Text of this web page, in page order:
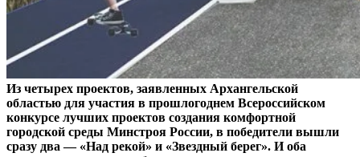
Из четырех проектов, заявленных Архангельской
областью для участия в прошлогоднем Всероссийском
конкурсе лучших проектов создания комфортной
городской среды Минстроя России, в победители вышли
сразу два — «Над рекой» и «Звездный берег». И оба